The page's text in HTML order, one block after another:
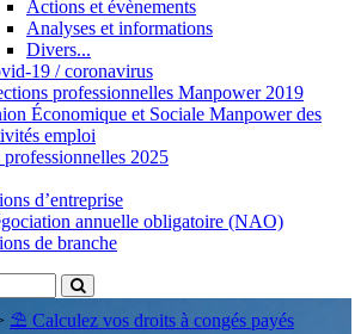
Actions et évènements
Analyses et informations
Divers...
19 / coronavirus
professionnelles Manpower 2019
Économique et Sociale Manpower des
emploi
2025
d’entreprise
annuelle obligatoire (NAO)
de branche
⛱️ Calculez vos droits à congés payés